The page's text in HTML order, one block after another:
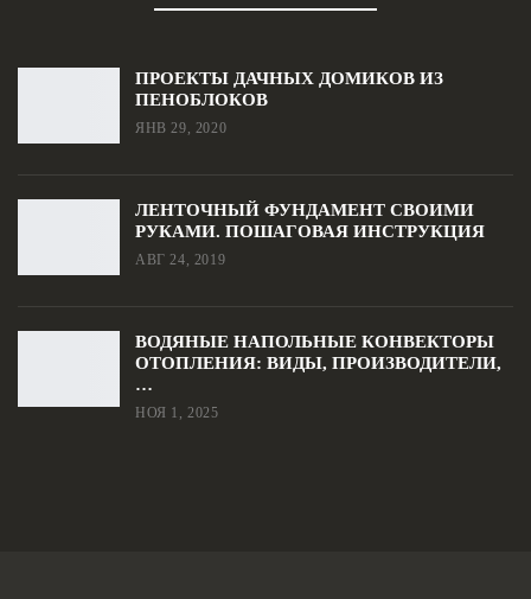
ПРОЕКТЫ ДАЧНЫХ ДОМИКОВ ИЗ
ПЕНОБЛОКОВ
ЯНВ 29, 2020
ЛЕНТОЧНЫЙ ФУНДАМЕНТ СВОИМИ
РУКАМИ. ПОШАГОВАЯ ИНСТРУКЦИЯ
АВГ 24, 2019
ВОДЯНЫЕ НАПОЛЬНЫЕ КОНВЕКТОРЫ
ОТОПЛЕНИЯ: ВИДЫ, ПРОИЗВОДИТЕЛИ,
…
НОЯ 1, 2025